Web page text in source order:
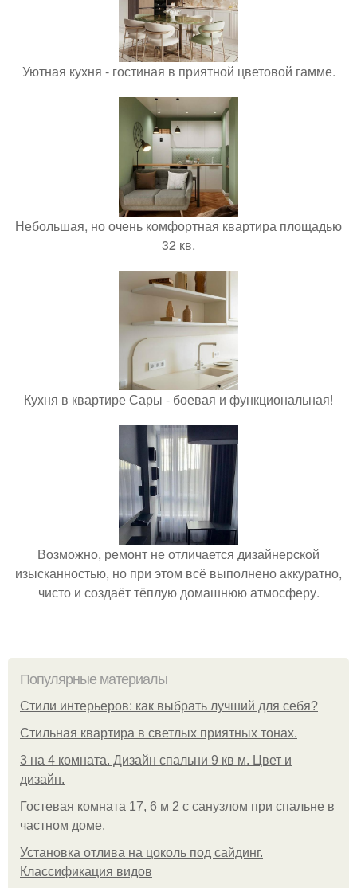
Уютная кухня - гостиная в приятной цветовой гамме.
Небольшая, но очень комфортная квартира площадью
32 кв.
Кухня в квартире Сары - боевая и функциональная!
Возможно, ремонт не отличается дизайнерской
изысканностью, но при этом всё выполнено аккуратно,
чисто и создаёт тёплую домашнюю атмосферу.
Популярные материалы
Стили интерьеров: как выбрать лучший для себя?
Стильная квартира в светлых приятных тонах.
3 на 4 комната. Дизайн спальни 9 кв м. Цвет и
дизайн.
Гостевая комната 17, 6 м 2 с санузлом при спальне в
частном доме.
Установка отлива на цоколь под сайдинг.
Классификация видов